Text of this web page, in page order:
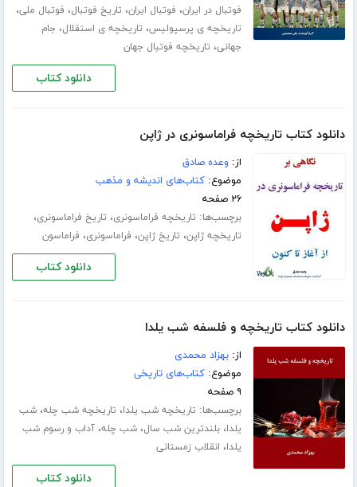
فوتبال در ایران، فوتبال ایران، تاریخ فوتبال، فوتبال ملی،
تاریخچه ی پرسپولیس، تاریخچه ی استقلال، جام
جهانی، تاریخچه فوتبال جهان
دانلود کتاب
دانلود کتاب تاریخچه فراماسونری در ژاپن
از: وعده صادق
موضوع:کتاب‌های اندیشه و مذهب
۲۶ صفحه
برچسب‌ها: تاریخچه فراماسونری، تاریخ فراماسونری،
تاریخچه ژاپن، تاریخ ژاپن، فراماسونری، فراماسون
دانلود کتاب
دانلود کتاب تاریخچه و فلسفه شب یلدا
از:بهزاد محمدی
موضوع:کتاب‌های تاریخی
۹ صفحه
برچسب‌ها: تاریخچه شب یلدا، تاریخچه شب چله،شب
یلدا،بلندترین شب سال،شب چله،آداب و رسوم شب
یلدا، انقلاب زمستانی
دانلود کتاب